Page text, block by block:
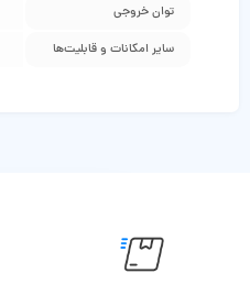
توان خروجی
سایر امکانات و قابلیت‌ها